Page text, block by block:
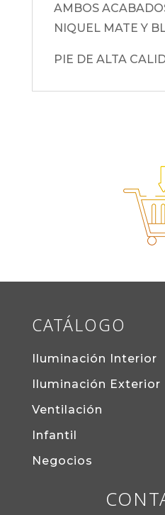
AMBOS
NIQUEL MATE Y
PIE DE ALTA
CATÁLOGO
Iluminación Interior
Iluminación Exterior
Ventilación
Infantil
Negocios